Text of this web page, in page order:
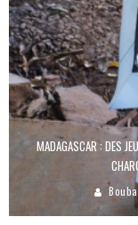
MADAGASCAR : DES